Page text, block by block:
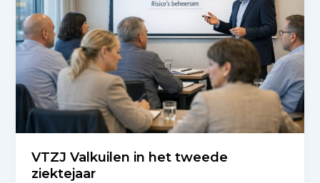
VTZJ Valkuilen in het tweede
ziektejaar